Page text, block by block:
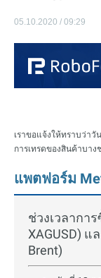
05.10.2020 / 09:29
เราขอแจ้งให้ทราบว่าวั
การเทรดของสินค้าบาง
แพตฟอร์ม
ช่วงเวลากา
XAGUSD) แ
Brent)